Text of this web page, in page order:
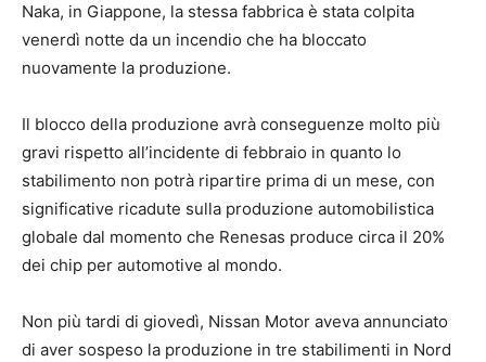
Naka, in Giappone, la stessa fabbrica è stata colpita
venerdì notte da un incendio che ha bloccato
nuovamente la produzione.
Il blocco della produzione avrà conseguenze molto più
gravi rispetto all’incidente di febbraio in quanto lo
stabilimento non potrà ripartire prima di un mese, con
significative ricadute sulla produzione automobilistica
globale dal momento che Renesas produce circa il 20%
dei chip per automotive al mondo.
Non più tardi di giovedì, Nissan Motor aveva annunciato
di aver sospeso la produzione in tre stabilimenti in Nord